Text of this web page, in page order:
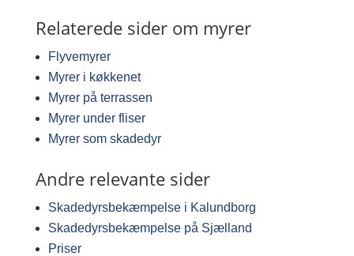
Relaterede sider om myrer
Flyvemyrer
Myrer i køkkenet
Myrer på terrassen
Myrer under fliser
Myrer som skadedyr
Andre relevante sider
Skadedyrsbekæmpelse i Kalundborg
Skadedyrsbekæmpelse på Sjælland
Priser